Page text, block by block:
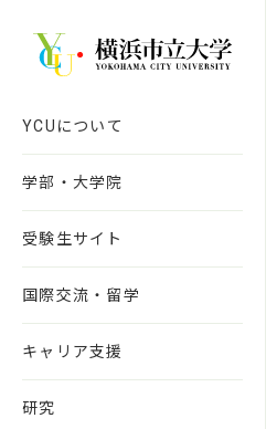
YCUについて
学部・大学院
受験生サイト
国際交流・留学
キャリア支援
研究